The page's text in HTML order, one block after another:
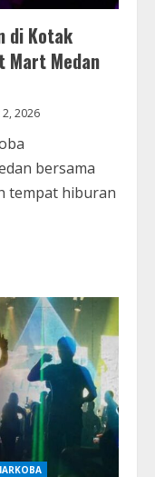
di Kotak
Mart Medan
2026
bersama
tempat hiburan